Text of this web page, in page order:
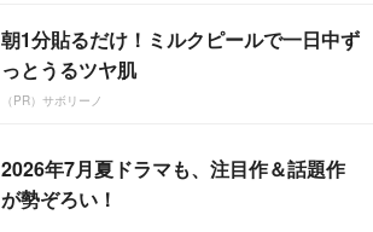
朝1分貼るだけ！ミルクピールで一日中ず
っとうるツヤ肌
（PR）サボリーノ
2026年7月夏ドラマも、注目作＆話題作
が勢ぞろい！